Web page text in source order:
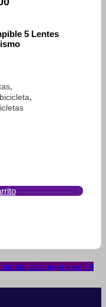
5 Lentes
,
,
click aquí y en 24